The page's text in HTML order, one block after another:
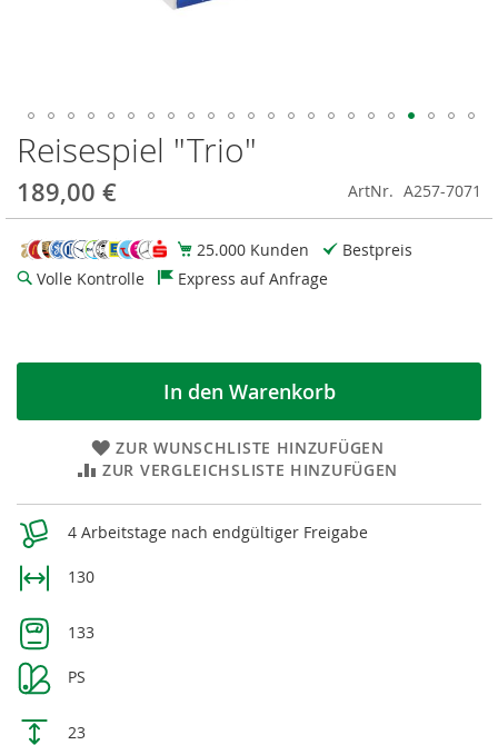
Reisespiel "Trio"
189,00 € ArtNr. A257-7071
25.000 Kunden
Bestpreis
Volle Kontrolle
Express auf Anfrage
In den Warenkorb
ZUR WUNSCHLISTE HINZUFÜGEN
ZUR VERGLEICHSLISTE HINZUFÜGEN
Weitere
Informationen
4 Arbeitstage nach endgültiger Freigabe
130
133
PS
23
Zum
Anfang
der
Bildgalerie